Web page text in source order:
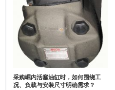
采购崛内活塞油缸时，如何围绕工
况、负载与安装尺寸明确需求？